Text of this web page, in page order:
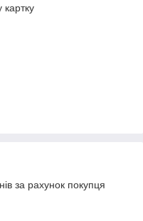
за рахунок покупця